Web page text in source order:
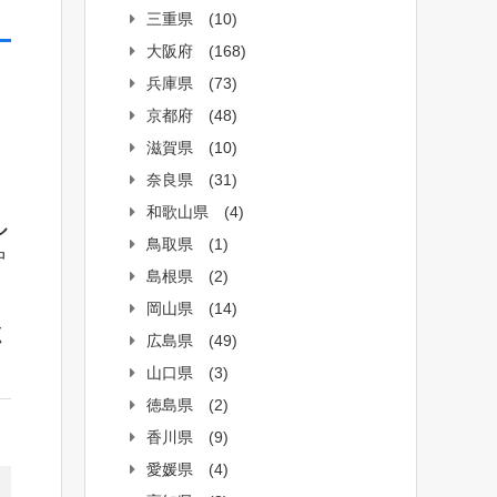
三重県
(10)
大阪府
(168)
兵庫県
(73)
京都府
(48)
滋賀県
(10)
奈良県
(31)
和歌山県
(4)
鳥取県
(1)
島根県
(2)
岡山県
(14)
広島県
(49)
山口県
(3)
徳島県
(2)
香川県
(9)
愛媛県
(4)